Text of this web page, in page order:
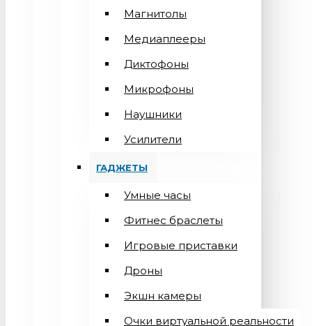
Магнитолы
Медиаплееры
Диктофоны
Микрофоны
Наушники
Усилители
ГАДЖЕТЫ
Умные часы
Фитнес браслеты
Игровые приставки
Дроны
Экшн камеры
Очки виртуальной реальности